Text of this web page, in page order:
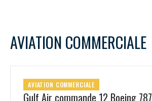
AVIATION COMMERCIALE
AVIATION COMMERCIALE
Gulf Air commande 12 Boeing 787